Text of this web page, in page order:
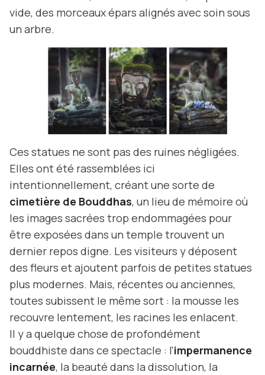
vide, des morceaux épars alignés avec soin sous
un arbre.
Ces statues ne sont pas des ruines négligées.
Elles ont été rassemblées ici
intentionnellement, créant une sorte de
cimetière de Bouddhas, un lieu de mémoire où
les images sacrées trop endommagées pour
être exposées dans un temple trouvent un
dernier repos digne. Les visiteurs y déposent
des fleurs et ajoutent parfois de petites statues
plus modernes. Mais, récentes ou anciennes,
toutes subissent le même sort : la mousse les
recouvre lentement, les racines les enlacent.
Il y a quelque chose de profondément
bouddhiste dans ce spectacle : l'impermanence
incarnée, la beauté dans la dissolution, la